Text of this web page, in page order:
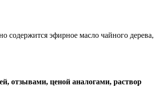
содержится эфирное масло чайного дерева,
отзывами, ценой аналогами, раствор